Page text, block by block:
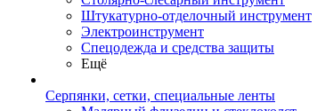
Штукатурно-отделочный инструмент
Электроинструмент
Спецодежда и средства защиты
Ещё
Серпянки, сетки, специальные ленты